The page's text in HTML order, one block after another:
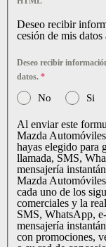
Deseo recibir
cesión de mis
Deseo recibir
datos. *
No Si
Al enviar este
Mazda
hayas elegido para
llamada, SMS,
mensajería instantánea. *Al marcar esta casilla,
Mazda
cada uno de los
comerciales y la
SMS, WhatsApp,
mensajería
con promociones,